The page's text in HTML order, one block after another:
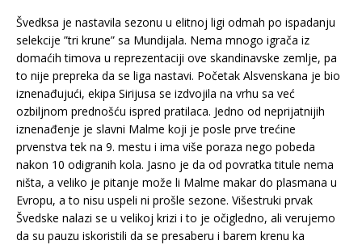
Švedksa je nastavila sezonu u elitnoj ligi odmah po ispadanju
selekcije ”tri krune” sa Mundijala. Nema mnogo igrača iz
domaćih timova u reprezentaciji ove skandinavske zemlje, pa
to nije prepreka da se liga nastavi. Početak Alsvenskana je bio
iznenađujući, ekipa Sirijusa se izdvojila na vrhu sa već
ozbiljnom prednošću ispred pratilaca. Jedno od neprijatnijih
iznenađenje je slavni Malme koji je posle prve trećine
prvenstva tek na 9. mestu i ima više poraza nego pobeda
nakon 10 odigranih kola. Jasno je da od povratka titule nema
ništa, a veliko je pitanje može li Malme makar do plasmana u
Evropu, a to nisu uspeli ni prošle sezone. Višestruki prvak
Švedske nalazi se u velikoj krizi i to je očigledno, ali verujemo
da su pauzu iskoristili da se presaberu i barem krenu ka